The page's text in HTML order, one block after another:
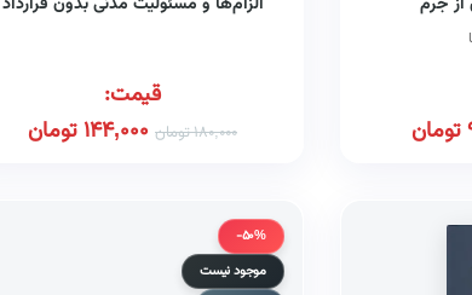
تومان
قیمت:
180,000تومان 144,000تومان
-50%
موجود نیست